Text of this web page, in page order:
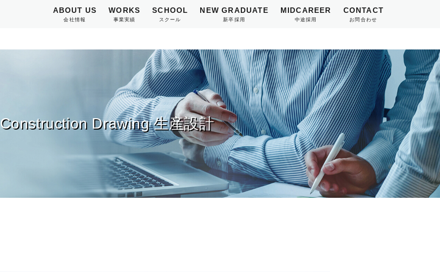
ABOUT US
会社情報
WORKS
事業実績
SCHOOL
スクール
NEW GRADUATE
新卒採用
MIDCAREER
中途採用
CONTACT
お問合わせ
Construction Drawing 生産設計